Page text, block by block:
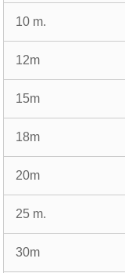
10 m.
12m
15m
18m
20m
25 m.
30m